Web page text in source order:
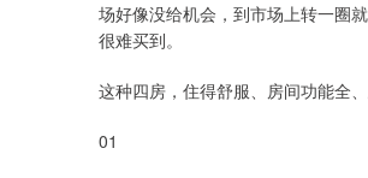
场好像没给机会，到市场上转一圈
很难买到。
这种四房，住得舒服、房间功能全
01